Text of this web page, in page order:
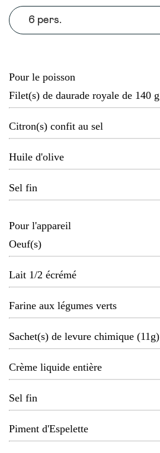
6 pers.
Pour le poisson
Filet(s) de daurade royale de 140 g
Citron(s) confit au sel
Huile d'olive
Sel fin
Pour l'appareil
Oeuf(s)
Lait 1/2 écrémé
Farine aux légumes verts
Sachet(s) de levure chimique (11g)
Crème liquide entière
Sel fin
Piment d'Espelette